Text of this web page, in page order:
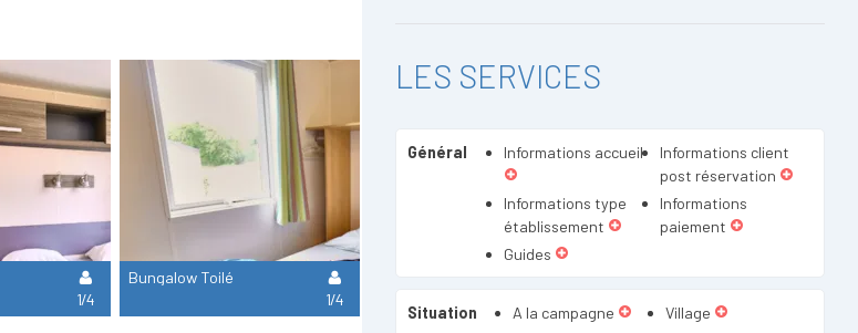
1/4
Bungalow Toilé
1/4
LES SERVICES
Général Informations accueil
Informations client
post réservation
Informations type
établissement
Informations
paiement
Guides
Situation A la campagne
Village